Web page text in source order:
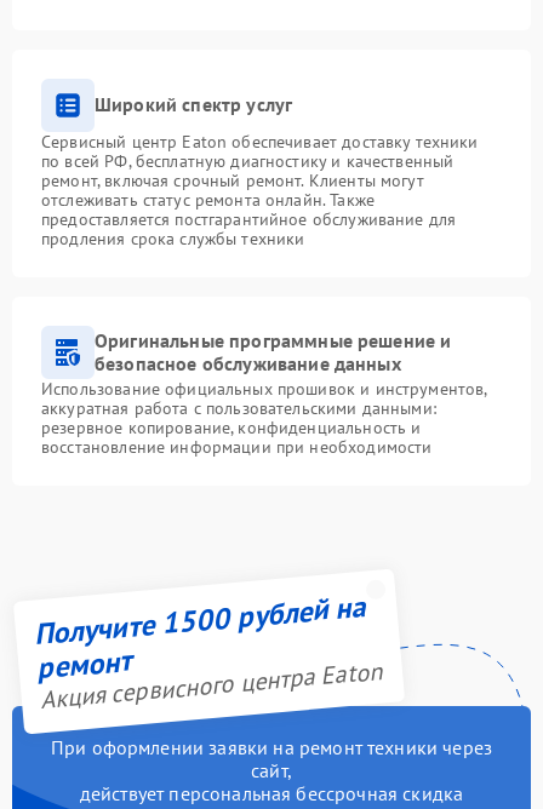
Широкий спектр услуг
Сервисный центр Eaton обеспечивает доставку техники
по всей РФ, бесплатную диагностику и качественный
ремонт, включая срочный ремонт. Клиенты могут
отслеживать статус ремонта онлайн. Также
предоставляется постгарантийное обслуживание для
продления срока службы техники
Оригинальные программные решение и
безопасное обслуживание данных
Использование официальных прошивок и инструментов,
аккуратная работа с пользовательскими данными:
резервное копирование, конфиденциальность и
восстановление информации при необходимости
Получите 1500 рублей на
ремонт
Акция сервисного центра Eaton
При оформлении заявки на ремонт техники через
сайт,
действует персональная бессрочная скидка